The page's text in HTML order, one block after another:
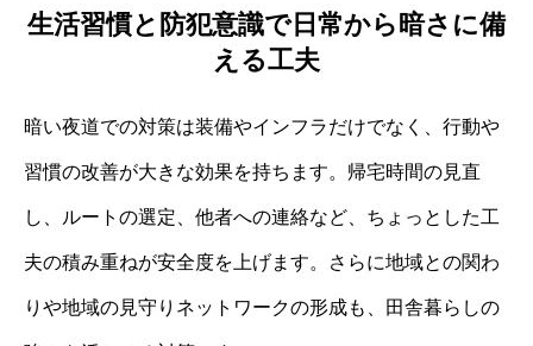
生活習慣と防犯意識で日常から暗さに備
える工夫
暗い夜道での対策は装備やインフラだけでなく、行動や
習慣の改善が大きな効果を持ちます。帰宅時間の見直
し、ルートの選定、他者への連絡など、ちょっとした工
夫の積み重ねが安全度を上げます。さらに地域との関わ
りや地域の見守りネットワークの形成も、田舎暮らしの